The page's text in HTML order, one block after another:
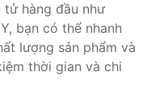
hàng đầu như
bạn có thể nhanh
lượng sản phẩm và
thời gian và chi